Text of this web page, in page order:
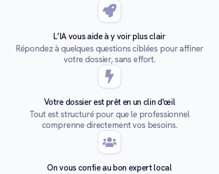
L’IA vous aide à y voir plus clair
Répondez à quelques questions ciblées pour affiner
votre dossier, sans effort.
Votre dossier est prêt en un clin d'œil
Tout est structuré pour que le professionnel
comprenne directement vos besoins.
On vous confie au bon expert local